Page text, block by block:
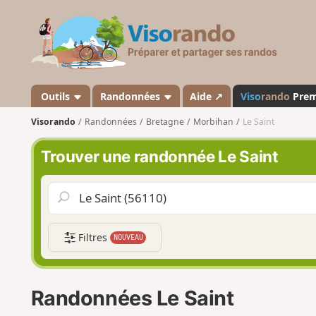
s
a
n
o
Outils Randonnées Aide ↗ Visorando
Visorando Randonnées Bretagne Morbihan Le Saint
Trouver une randonnée Le Saint
Filtres NOUVEAU
Randonnées Le Saint